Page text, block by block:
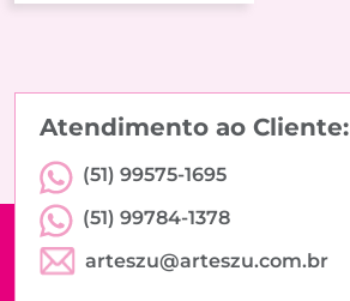
Atendimento ao Cliente:
(51) 99575-1695
(51) 99784-1378
arteszu@arteszu.com.br